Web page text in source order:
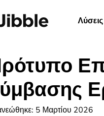
Λύσεις
5 Μαρτίου 2026